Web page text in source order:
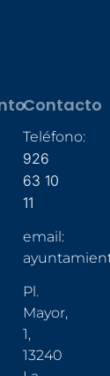
Contacto
Teléfono:
926
63 10
11
email:
Pl.
Mayor,
1,
13240